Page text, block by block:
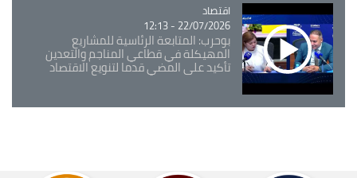
Catégorie
اقتصاد
22/07/2026 - 12:13
بوحرب: المتابعة الرئاسية للمشاريع
المهيكلة في قطاعي المناجم والتعدين
تأكيد على المضي قدما لتنويع الاقتصاد